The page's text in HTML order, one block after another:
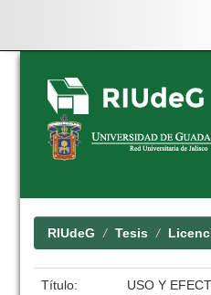
Skip
navigation
RIUdeG Tesis
Título:
USO Y